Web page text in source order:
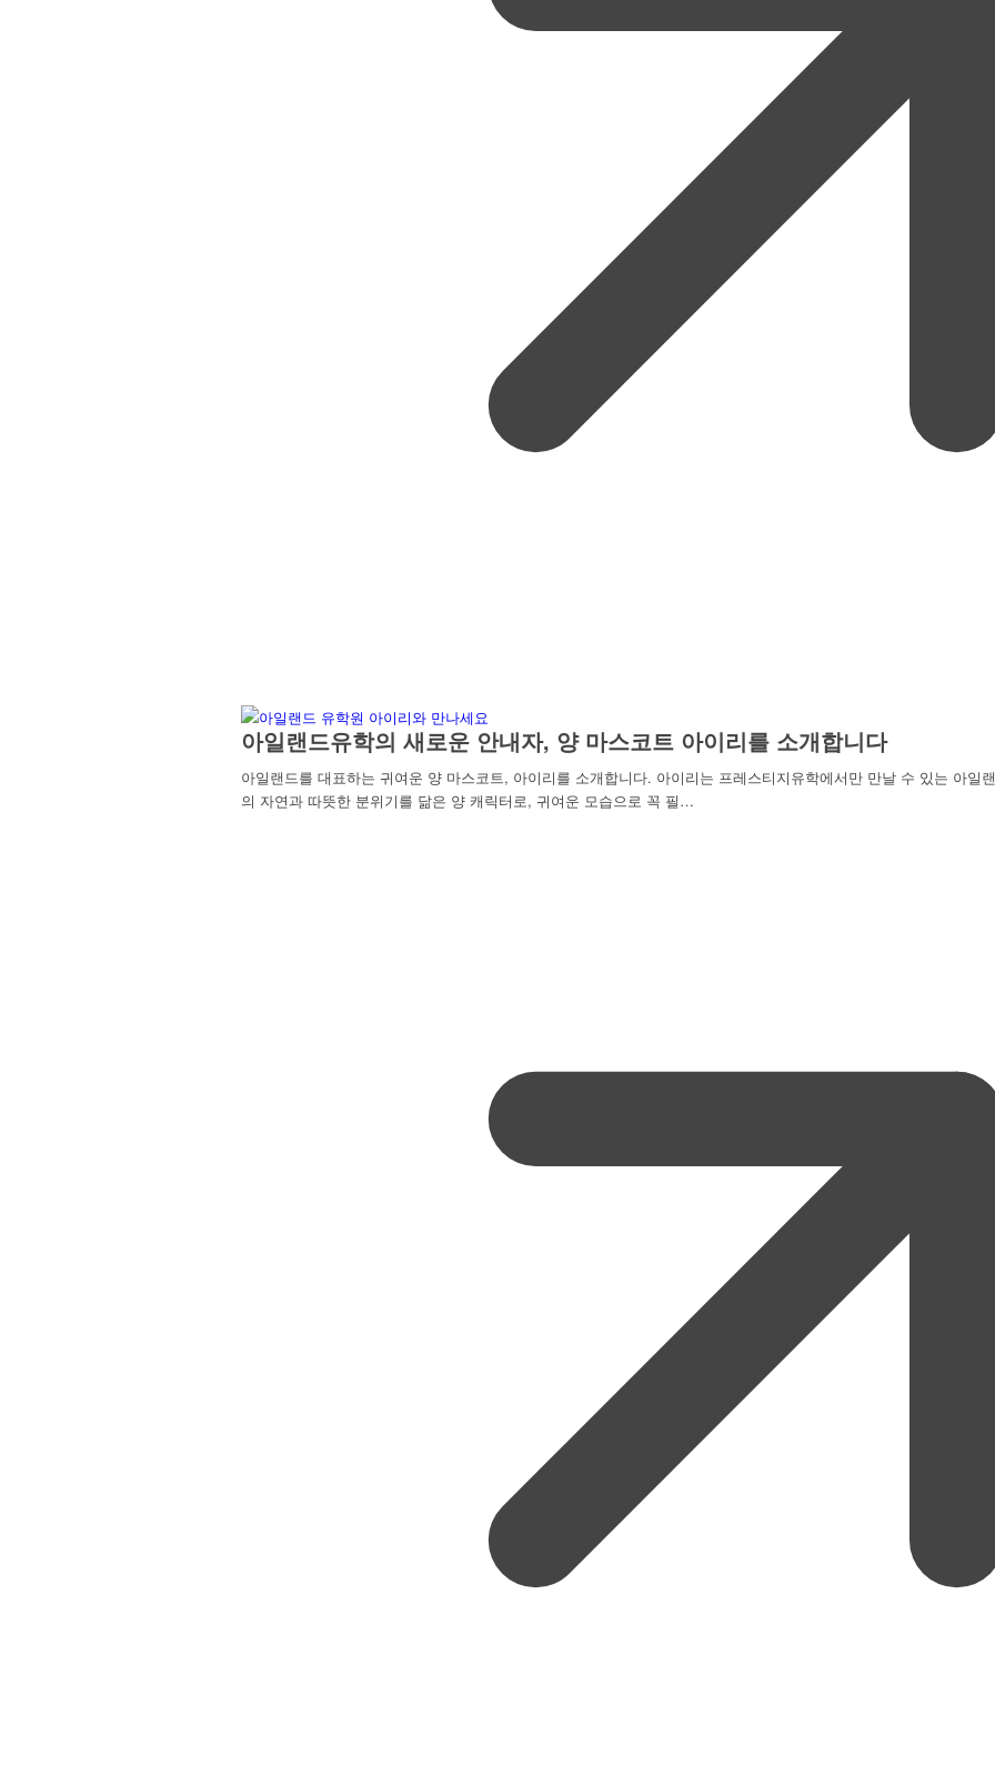
아일랜드유학의 새로운 안내자, 양 마스코트 아이리를 소개합니다
아일랜드를 대표하는 귀여운 양 마스코트, 아이리를 소개합니다. 아이리는 프레스티지유학에서만 만날 수 있는 아일
의 자연과 따뜻한 분위기를 닮은 양 캐릭터로, 귀여운 모습으로 꼭 필…